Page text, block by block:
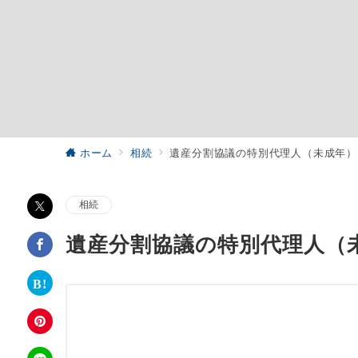
ホーム 相続 遺産分割協議の特別代理人（未成年）
相続
遺産分割協議の特別代理人（